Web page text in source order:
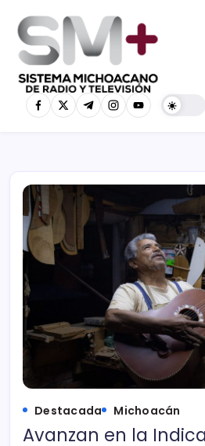
Destacada Michoacán
Avanzan en la